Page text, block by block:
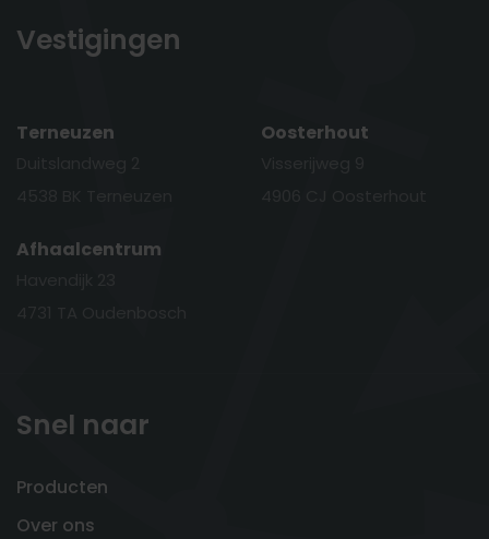
Vestigingen
Terneuzen Oosterhout
Afhaalcentrum
Snel naar
Producten
Over ons